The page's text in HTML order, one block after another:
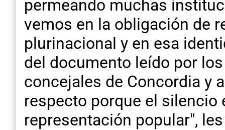
permeando muchas
vemos en la obligación de
plurinacional y en esa
del documento leído por
concejales de Concordia y
respecto porque el
representación popular",